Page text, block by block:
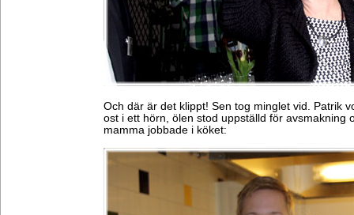
Och där är det klippt! Sen tog minglet vid. Patrik
ost i ett hörn, ölen stod uppställd för avsmakning
mamma jobbade i köket: